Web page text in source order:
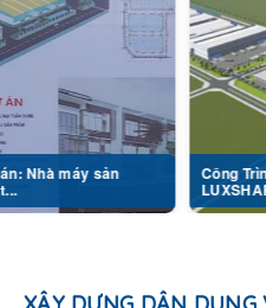
sản Công Trình: NHÀ MÁY
LUXSHARE ICT